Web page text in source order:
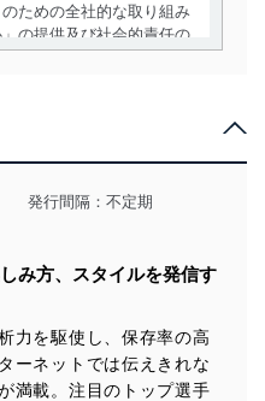
ための全社的な取り組み
の提供及び社会的責任の
を得たうえで利用目的の
公正な手段によって取
た、当社が保有している
外利用、第三者への提
の教育を徹底してまいり
ないために、適切な管理
発行間隔：不定期
み方、スタイルを発信す
力を駆使し、保存率の高
ーネットでは伝えきれな
満載。注目のトップ選手